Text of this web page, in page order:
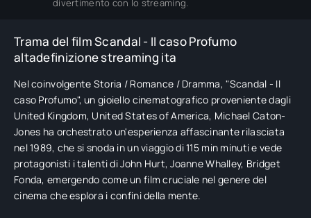
divertimento con lo streaming.
Trama del film Scandal - Il caso Profumo
altadefinizione streaming ita
Nel coinvolgente Storia / Romance / Dramma, "Scandal - Il
caso Profumo", un gioiello cinematografico proveniente dagli
United Kingdom, United States of America, Michael Caton-
Jones ha orchestrato un'esperienza affascinante rilasciata
nel 1989, che si snoda in un viaggio di 115 min minuti e vede
protagonisti i talenti di John Hurt, Joanne Whalley, Bridget
Fonda, emergendo come un film cruciale nel genere del
cinema che esplora i confini della mente.